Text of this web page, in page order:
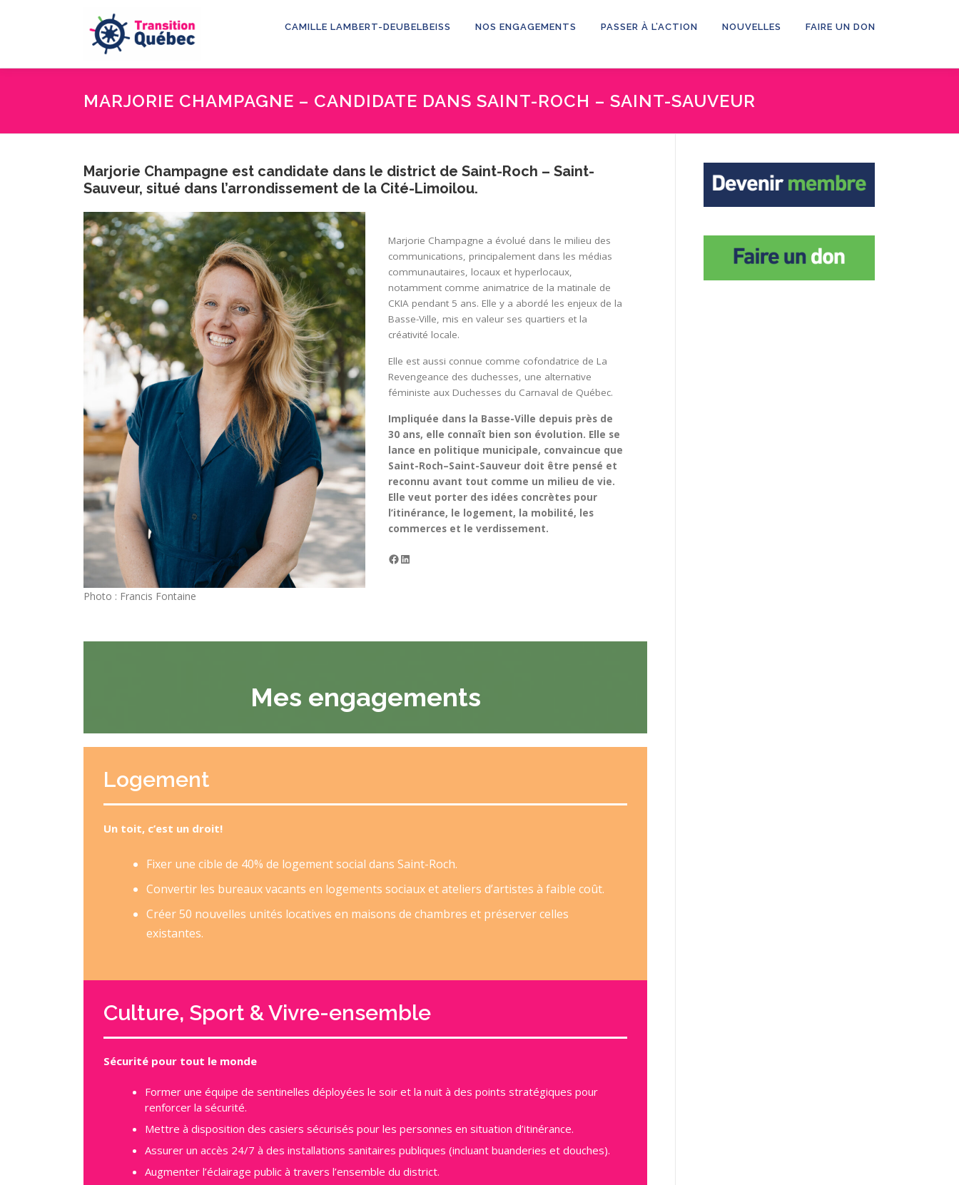
CAMILLE LAMBERT-DEUBELBEISS NOS ENGAGEMENTS PASSER À L’ACTION NOUVELLES FAIRE UN DON
MARJORIE CHAMPAGNE – CANDIDATE DANS SAINT-ROCH – SAINT-SAUVEUR
Marjorie Champagne est candidate dans le district de Saint-Roch – Saint-
Sauveur, situé dans l’arrondissement de la Cité-Limoilou.
Marjorie Champagne a évolué dans le milieu des
communications, principalement dans les médias
communautaires, locaux et hyperlocaux,
notamment comme animatrice de la matinale de
CKIA pendant 5 ans. Elle y a abordé les enjeux de la
Basse-Ville, mis en valeur ses quartiers et la
créativité locale.
Elle est aussi connue comme cofondatrice de La
Revengeance des duchesses, une alternative
féministe aux Duchesses du Carnaval de Québec.
Impliquée dans la Basse-Ville depuis près de
30 ans, elle connaît bien son évolution. Elle se
lance en politique municipale, convaincue que
Saint-Roch–Saint-Sauveur doit être pensé et
reconnu avant tout comme un milieu de vie.
Elle veut porter des idées concrètes pour
l’itinérance, le logement, la mobilité, les
commerces et le verdissement.
Facebook LinkedIn
Photo : Francis Fontaine
Mes engagements
Logement
Un toit, c’est un droit!
Fixer une cible de 40% de logement social dans Saint-Roch.
Convertir les bureaux vacants en logements sociaux et ateliers d’artistes à faible coût.
Créer 50 nouvelles unités locatives en maisons de chambres et préserver celles
existantes.
Culture, Sport & Vivre-ensemble
Sécurité pour tout le monde
Former une équipe de sentinelles déployées le soir et la nuit à des points stratégiques pour
renforcer la sécurité.
Mettre à disposition des casiers sécurisés pour les personnes en situation d’itinérance.
Assurer un accès 24/7 à des installations sanitaires publiques (incluant buanderies et douches).
Augmenter l’éclairage public à travers l’ensemble du district.